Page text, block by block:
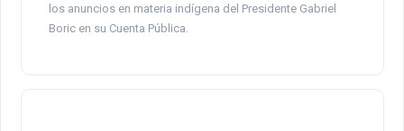
los anuncios en materia indígena del Presidente Gabriel
Boric en su Cuenta Pública.